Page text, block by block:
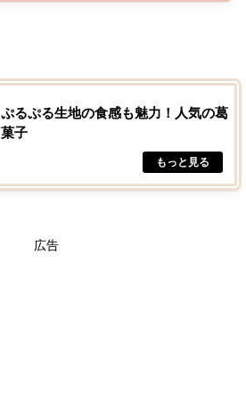
ぷるぷる生地の食感も魅力！人気の葛
菓子
広告